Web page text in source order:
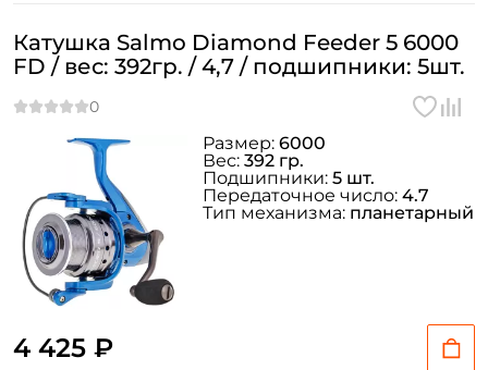
Катушка Salmo Diamond Feeder 5 6000
FD / вес: 392гр. / 4,7 / подшипники: 5шт.
4 425 ₽
Размер: 6000
Вес: 392 гр.
Подшипники: 5 шт.
Передаточное число: 4.7
Тип механизма: планетарный